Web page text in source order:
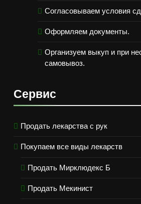
Согласовываем условия
Оформляем документы.
Организуем выкуп и при
самовывоз.
Сервис
Продать лекарства с рук
Покупаем все виды лекарств
Продать Мирклюдекс Б
Продать Мекинист